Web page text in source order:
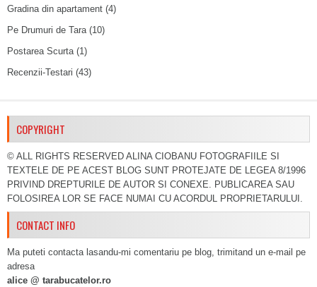
Gradina din apartament (4)
Pe Drumuri de Tara(10)
Postarea Scurta(1)
Recenzii-Testari (43)
COPYRIGHT
© ALL RIGHTS RESERVED ALINA CIOBANU FOTOGRAFIILE SI
TEXTELE DE PE ACEST BLOG SUNT PROTEJATE DE LEGEA 8/1996
PRIVIND DREPTURILE DE AUTOR SI CONEXE. PUBLICAREA SAU
FOLOSIREA LOR SE FACE NUMAI CU ACORDUL PROPRIETARULUI.
CONTACT INFO
Ma puteti contacta lasandu-mi comentariu pe blog, trimitand un e-mail pe
adresa
alice @ tarabucatelor.ro